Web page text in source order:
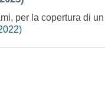
per la copertura di